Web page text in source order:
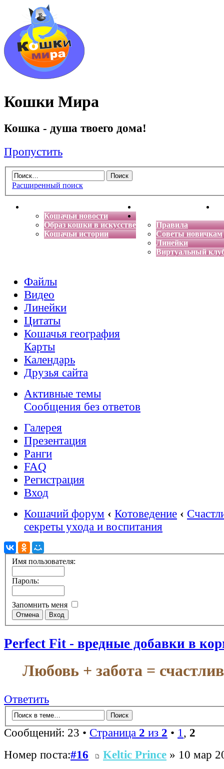
Кошки Мира
Кошка - душа твоего дома!
Пропустить
Расширенный поиск
Кошачьи новости
Образ кошки в искусстве
Кошачьи истории
Энциклопедия кошек
Правила
Советы новичкам
Линейки
Виртуальный
Файлы
Видео
Линейки
Цитаты
Кошачья география
Карты
Календарь
Друзья сайта
Активные темы
Сообщения без ответов
Галерея
Презентация
Ранги
FAQ
Регистрация
Вход
Кошачий форум ‹ Котоведение ‹
секреты ухода и воспитания
Имя пользователя:
Пароль:
Запомнить меня
Perfect Fit - вредные добавки в
Любовь + забота =
Ответить
Сообщений: 23 • Страница 2 из 2 • 1 , 2
Номер поста:#16 Keltic Prince » 10 мар